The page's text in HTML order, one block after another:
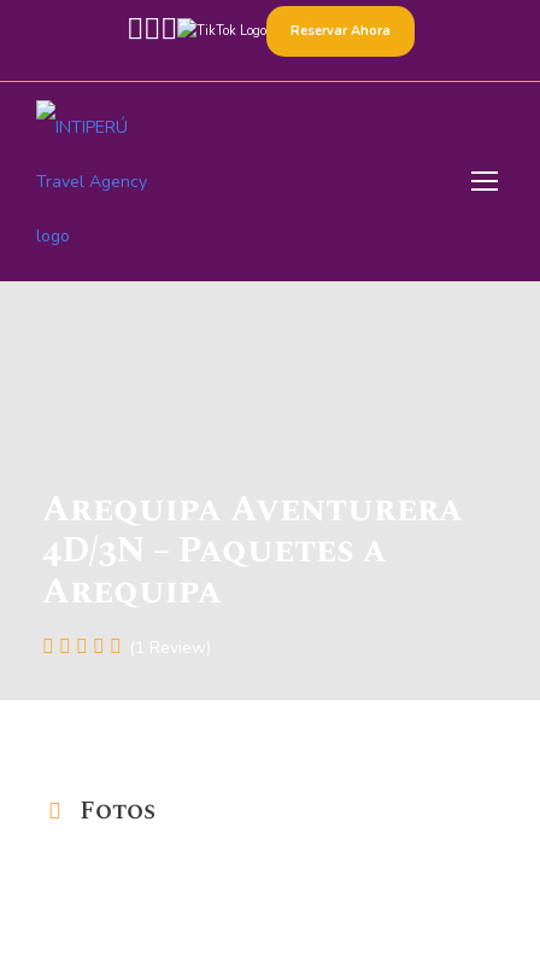
Reservar Ahora
Arequipa Aventurera
4D/3N – Paquetes a
Arequipa
(1 Review)
Fotos